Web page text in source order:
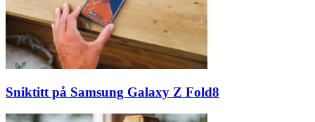
Sniktitt på Samsung Galaxy Z Fold8